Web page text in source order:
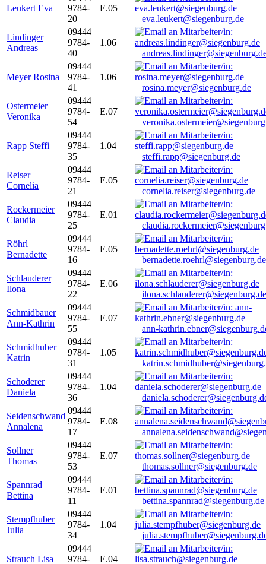
Leukert Eva
9784-
20
E.05
eva.leukert@siegenburg.de
Lindinger
Andreas
09444
9784-
40
1.06
Meyer Rosina
09444
9784-
41
1.06
rosina.meyer@siegenburg.de
Ostermeier
Veronika
09444
9784-
54
E.07
Rapp Steffi
09444
9784-
35
1.04
steffi.rapp@siegenburg.de
Reiser
Cornelia
09444
9784-
21
E.05
cornelia.reiser@siegenburg.de
Rockermeier
Claudia
09444
9784-
25
E.01
Röhrl
Bernadette
09444
9784-
16
E.05
bernadette.roehrl@siegenburg.de
Schlauderer
Ilona
09444
9784-
22
E.06
ilona.schlauderer@siegenburg.de
Schmidbauer
Ann-Kathrin
09444
9784-
55
E.07
ann-
Schmidhuber
Katrin
09444
9784-
31
1.05
Schoderer
Daniela
09444
9784-
36
1.04
Seidenschwand
Annalena
09444
9784-
17
E.08
Sollner
Thomas
09444
9784-
53
E.07
thomas.sollner@siegenburg.de
Spannrad
Bettina
09444
9784-
11
E.01
bettina.spannrad@siegenburg.de
Stempfhuber
Julia
09444
9784-
34
1.04
Strauch Lisa
09444
9784-
E.04